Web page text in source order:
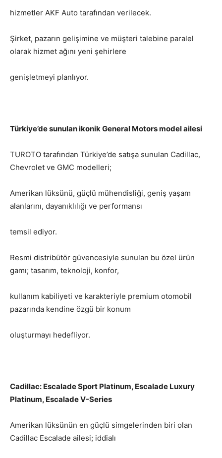
hizmetler AKF Auto tarafından verilecek.
Şirket, pazarın gelişimine ve müşteri talebine paralel
olarak hizmet ağını yeni şehirlere
genişletmeyi planlıyor.
Türkiye’de sunulan ikonik General Motors model ailesi
TUROTO tarafından Türkiye’de satışa sunulan Cadillac,
Chevrolet ve GMC modelleri;
Amerikan lüksünü, güçlü mühendisliği, geniş yaşam
alanlarını, dayanıklılığı ve performansı
temsil ediyor.
Resmi distribütör güvencesiyle sunulan bu özel ürün
gamı; tasarım, teknoloji, konfor,
kullanım kabiliyeti ve karakteriyle premium otomobil
pazarında kendine özgü bir konum
oluşturmayı hedefliyor.
Cadillac: Escalade Sport Platinum, Escalade Luxury
Platinum, Escalade V-Series
Amerikan lüksünün en güçlü simgelerinden biri olan
Cadillac Escalade ailesi; iddialı